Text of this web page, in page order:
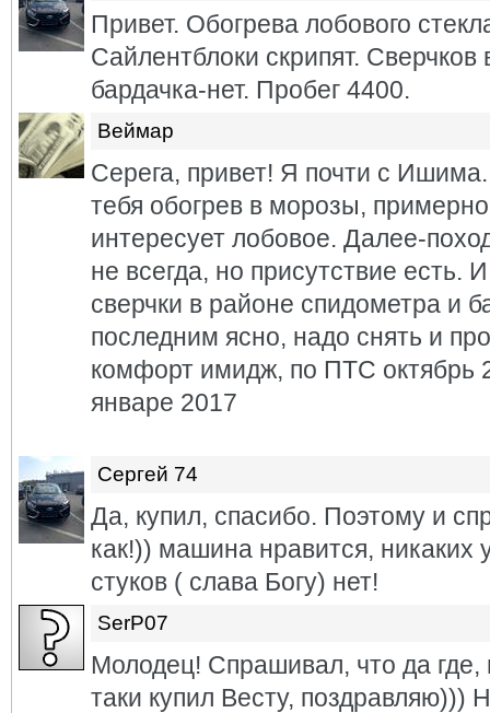
Привет. Обогрева лобового
Сайлентблоки скрипят.
бардачка-нет. Пробег 4400.
Веймар
Серега, привет! Я почти с
тебя обогрев в морозы,
интересует лобовое. Далее-
не всегда, но присутствие есть.
сверчки в районе спидометра и
последним ясно, надо снять и
комфорт имидж, по ПТС октябрь
январе 2017
Сергей 74
Да, купил, спасибо. Поэтому и
как!)) машина нравится, никаких
стуков ( слава Богу) нет!
SerP07
Молодец! Спрашивал, что да
таки купил Весту,